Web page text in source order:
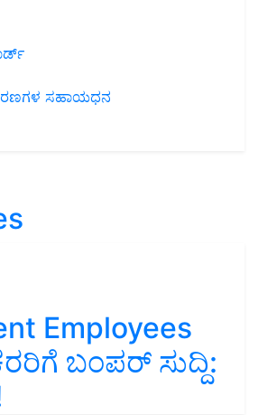
ಸಹಾಯಧನ
Employees
ಬಂಪರ್‌ ಸುದ್ದಿ: